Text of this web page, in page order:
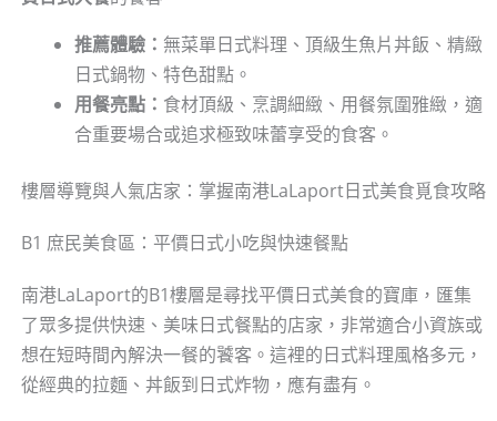
推薦體驗： 無菜單日式料理、頂級生魚片丼飯、精緻
日式鍋物、特色甜點。
用餐亮點： 食材頂級、烹調細緻、用餐氛圍雅緻，適
合重要場合或追求極致味蕾享受的食客。
樓層導覽與人氣店家：掌握南港LaLaport日式美食覓食攻略
B1 庶民美食區：平價日式小吃與快速餐點
南港LaLaport的B1樓層是尋找平價日式美食的寶庫，匯集
了眾多提供快速、美味日式餐點的店家，非常適合小資族或
想在短時間內解決一餐的饕客。這裡的日式料理風格多元，
從經典的拉麵、丼飯到日式炸物，應有盡有。